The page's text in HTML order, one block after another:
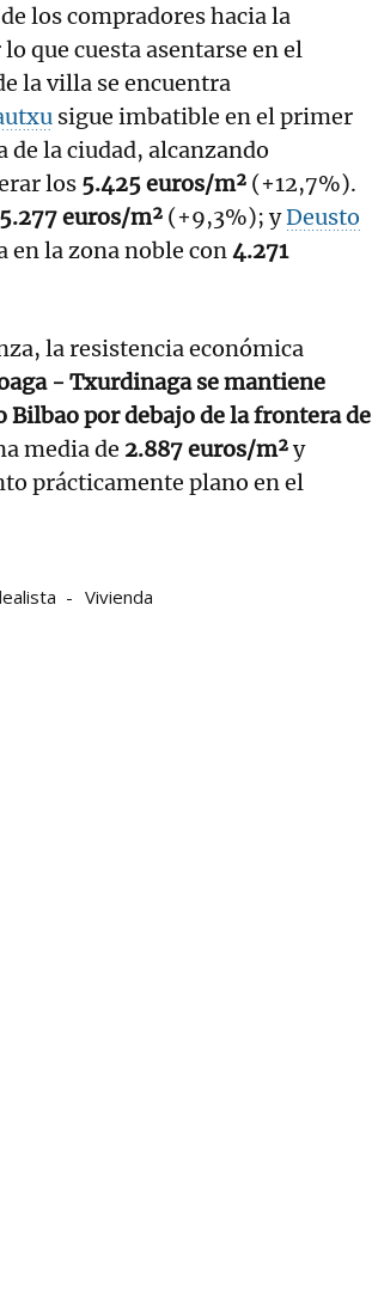
los compradores hacia la
que cuesta asentarse en el
la villa se encuentra
sigue imbatible en el primer
de la ciudad, alcanzando
los 5.425 euros/m² (+12,7%).
5.277 euros/m² (+9,3%); yDeusto
en la zona noble con4.271
la resistencia económica
- Txurdinaga se mantiene
por debajo de la frontera de
media de 2.887 euros/m²y
prácticamente plano en el
Vivienda